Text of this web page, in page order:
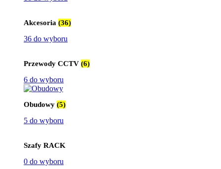
Akcesoria (36)
36 do wyboru
Przewody CCTV (6)
6 do wyboru
Obudowy (5)
5 do wyboru
Szafy RACK
0 do wyboru